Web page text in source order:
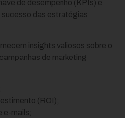
de desempenho (KPIs) é
sucesso das estratégias
insights valiosos sobre o
de marketing
(ROI);
e-mails;